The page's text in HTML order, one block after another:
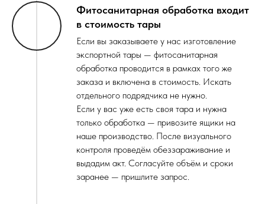
Фитосанитарная обработка входит
в стоимость тары
Если вы заказываете у нас изготовление
экспортной тары — фитосанитарная
обработка проводится в рамках того же
заказа и включена в стоимость. Искать
отдельного подрядчика не нужно.
Если у вас уже есть своя тара и нужна
только обработка — привозите ящики на
наше производство. После визуального
контроля проведём обеззараживание и
выдадим акт. Согласуйте объём и сроки
заранее — пришлите запрос.